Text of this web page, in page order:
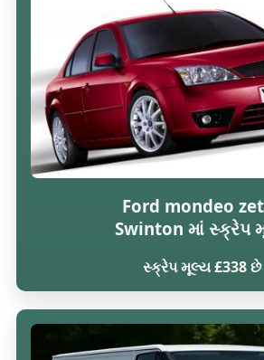
Ford mondeo
Swinton માં સ્ક્રેપ
સ્ક્રેપ મૂલ્ય £338 છે